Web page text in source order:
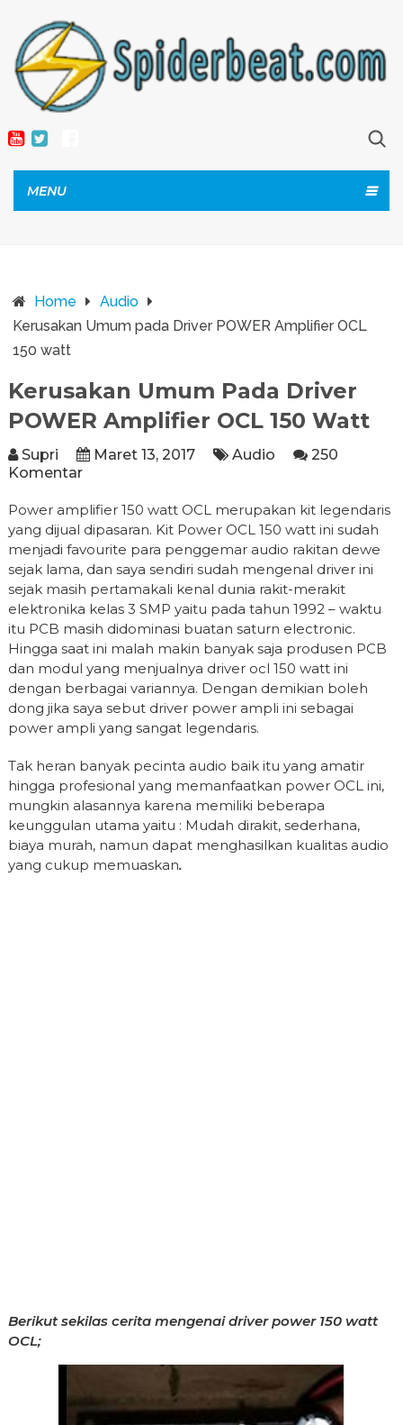
MENU
Home
Audio
Kerusakan Umum pada Driver POWER Amplifier OCL
150 watt
Kerusakan Umum Pada Driver
POWER Amplifier OCL 150 Watt
Supri Maret 13, 2017 Audio
250
Komentar
Power amplifier 150 watt OCL merupakan kit legendaris
yang dijual dipasaran. Kit Power OCL 150 watt ini sudah
menjadi favourite para penggemar audio rakitan dewe
sejak lama, dan saya sendiri sudah mengenal driver ini
sejak masih pertamakali kenal dunia rakit-merakit
elektronika kelas 3 SMP yaitu pada tahun 1992 – waktu
itu PCB masih didominasi buatan saturn electronic.
Hingga saat ini malah makin banyak saja produsen PCB
dan modul yang menjualnya driver ocl 150 watt ini
dengan berbagai variannya. Dengan demikian boleh
dong jika saya sebut driver power ampli ini sebagai
power ampli yang sangat legendaris.
Tak heran banyak pecinta audio baik itu yang amatir
hingga profesional yang memanfaatkan power OCL ini,
mungkin alasannya karena memiliki beberapa
keunggulan utama yaitu : Mudah dirakit, sederhana,
biaya murah, namun dapat menghasilkan kualitas audio
yang cukup memuaskan.
Berikut sekilas cerita mengenai driver power 150 watt
OCL;